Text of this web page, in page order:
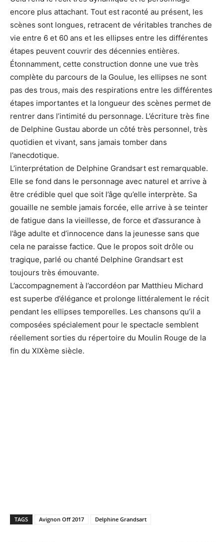
encore plus attachant. Tout est raconté au présent, les
scènes sont longues, retracent de véritables tranches de
vie entre 6 et 60 ans et les ellipses entre les différentes
étapes peuvent couvrir des décennies entières.
Étonnamment, cette construction donne une vue très
complète du parcours de la Goulue, les ellipses ne sont
pas des trous, mais des respirations entre les différentes
étapes importantes et la longueur des scènes permet de
rentrer dans l’intimité du personnage. L’écriture très fine
de Delphine Gustau aborde un côté très personnel, très
quotidien et vivant, sans jamais tomber dans
l’anecdotique.
L’interprétation de Delphine Grandsart est remarquable.
Elle se fond dans le personnage avec naturel et arrive à
être crédible quel que soit l’âge qu’elle interprète. Sa
gouaille ne semble jamais forcée, elle arrive à se teinter
de fatigue dans la vieillesse, de force et d’assurance à
l’âge adulte et d’innocence dans la jeunesse sans que
cela ne paraisse factice. Que le propos soit drôle ou
tragique, parlé ou chanté Delphine Grandsart est
toujours très émouvante.
L’accompagnement à l’accordéon par Matthieu Michard
est superbe d’élégance et prolonge littéralement le récit
pendant les ellipses temporelles. Les chansons qu’il a
composées spécialement pour le spectacle semblent
réellement sorties du répertoire du Moulin Rouge de la
fin du XIXème siècle.
TAGS Avignon Off 2017 Delphine Grandsart